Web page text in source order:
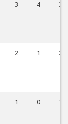
3 4 3
2 1 2
1 0 1